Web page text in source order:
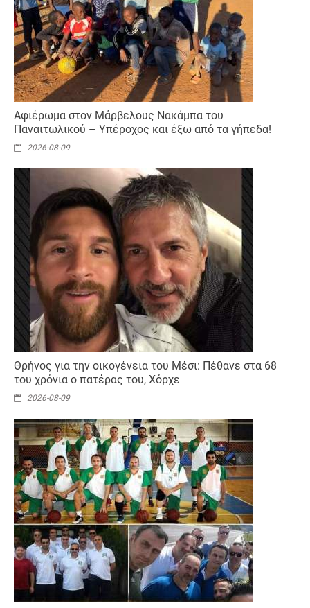
Αφιέρωμα στον Μάρβελους Νακάμπα του
Παναιτωλικού – Υπέροχος και έξω από τα γήπεδα!
2026-08-09
Θρήνος για την οικογένεια του Μέσι: Πέθανε στα 68
του χρόνια ο πατέρας του, Χόρχε
2026-08-09